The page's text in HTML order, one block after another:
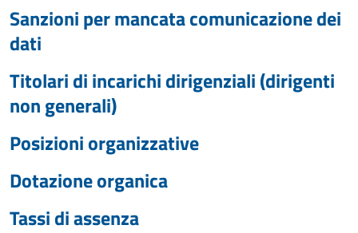
Sanzioni per mancata comunicazione dei
dati
Titolari di incarichi dirigenziali (dirigenti
non generali)
Posizioni organizzative
Dotazione organica
Tassi di assenza